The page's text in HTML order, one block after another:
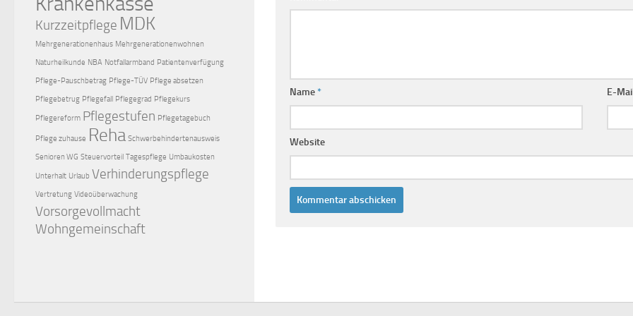
Name* E-
Website
Kurzzeitpflege MDK
Mehrgenerationenhaus Mehrgenerationenwohnen
Naturheilkunde NBA Notfallarmband Patientenverfügung
Pflege-Pauschbetrag Pflege-TÜV Pflege absetzen
Pflegebetrug Pflegefall Pflegegrad Pflegekurs
Pflegereform Pflegestufen Pflegetagebuch
Pflege zuhause Reha Schwerbehindertenausweis
Senioren WG Steuervorteil Tagespflege Umbaukosten
Unterhalt Urlaub Verhinderungspflege
Vertretung Videoüberwachung
Vorsorgevollmacht
Wohngemeinschaft